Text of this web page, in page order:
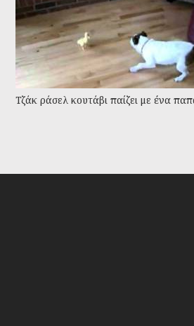
Τζάκ ράσελ κουτάβι παίζει με ένα